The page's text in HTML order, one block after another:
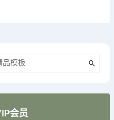
会员